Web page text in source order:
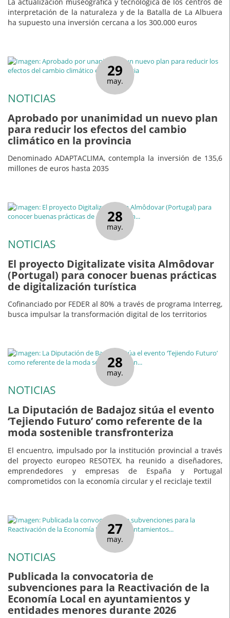
interpretación de la naturaleza y de la Batalla de La Albuera
ha supuesto una inversión cercana a los 300.000 euros
29
may.
NOTICIAS
Aprobado por unanimidad un nuevo plan
para reducir los efectos del cambio
climático en la provincia
Denominado ADAPTACLIMA, contempla la inversión de 135,6
millones de euros hasta 2035
28
may.
NOTICIAS
El proyecto Digitalizate visita Almôdovar
(Portugal) para conocer buenas prácticas
de digitalización turística
Cofinanciado por FEDER al 80% a través de programa Interreg,
busca impulsar la transformación digital de los territorios
28
may.
NOTICIAS
La Diputación de Badajoz sitúa el evento
‘Tejiendo Futuro’ como referente de la
moda sostenible transfronteriza
El encuentro, impulsado por la institución provincial a través
del proyecto europeo RESOTEX, ha reunido a diseñadores,
emprendedores y empresas de España y Portugal
comprometidos con la economía circular y el reciclaje textil
27
may.
NOTICIAS
Publicada la convocatoria de
subvenciones para la Reactivación de la
Economía Local en ayuntamientos y
entidades menores durante 2026